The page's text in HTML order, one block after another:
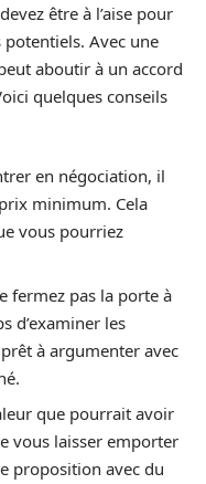
être à l’aise pour
Avec une
aboutir à un accord
quelques conseils
en négociation, il
minimum. Cela
vous pourriez
fermez pas la porte à
d’examiner les
à argumenter avec
que pourrait avoir
vous laisser emporter
proposition avec du